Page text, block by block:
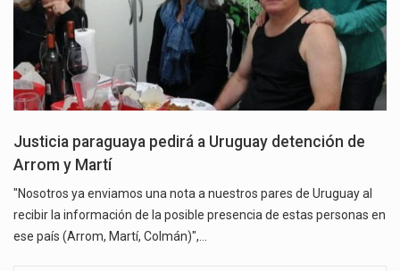
Justicia paraguaya pedirá a Uruguay detención de
Arrom y Martí
"Nosotros ya enviamos una nota a nuestros pares de Uruguay al
recibir la información de la posible presencia de estas personas en
ese país (Arrom, Martí, Colmán)",…